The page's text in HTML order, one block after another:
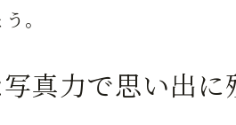
。
真力で思い出に